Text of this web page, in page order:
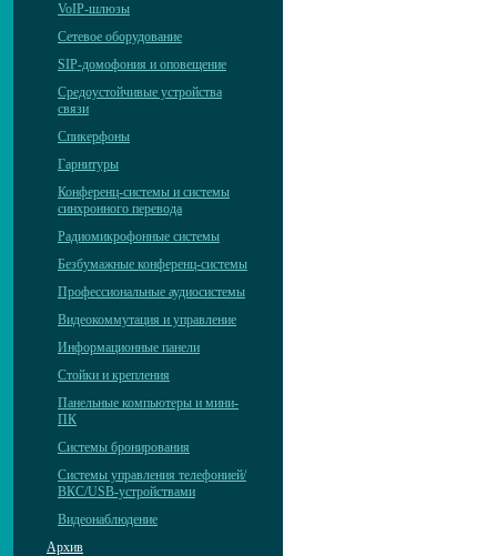
VoIP-шлюзы
Сетевое оборудование
SIP-домофония и оповещение
Средоустойчивые устройства
связи
Спикерфоны
Гарнитуры
Конференц-системы и системы
синхронного перевода
Радиомикрофонные системы
Безбумажные конференц-системы
Профессиональные аудиосистемы
Видеокоммутация и управление
Информационные панели
Стойки и крепления
Панельные компьютеры и мини-
ПК
Системы бронирования
Системы управления телефонией/
ВКС/USB-устройствами
Видеонаблюдение
Архив